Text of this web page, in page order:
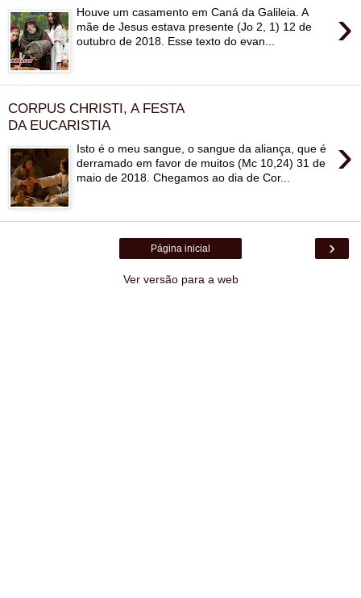
›
Houve um casamento em Caná da Galileia. A
mãe de Jesus estava presente (Jo 2, 1) 12 de
outubro de 2018. Esse texto do evan...
CORPUS CHRISTI, A FESTA
DA EUCARISTIA
›
Isto é o meu sangue, o sangue da aliança, que é
derramado em favor de muitos (Mc 10,24) 31 de
maio de 2018. Chegamos ao dia de Cor...
›
Página inicial
Ver versão para a web